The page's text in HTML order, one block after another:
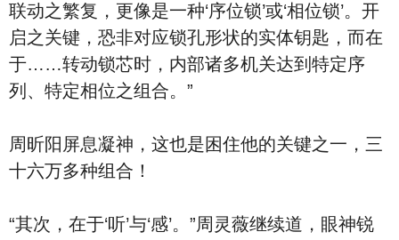
联动之繁复，更像是一种‘序位锁’或‘相位锁’。开
启之关键，恐非对应锁孔形状的实体钥匙，而在
于……转动锁芯时，内部诸多机关达到特定序
列、特定相位之组合。”
周昕阳屏息凝神，这也是困住他的关键之一，三
十六万多种组合！
“其次，在于‘听’与‘感’。”周灵薇继续道，眼神锐